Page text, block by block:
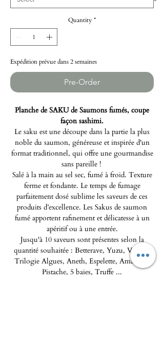
Quantity *
Expédition prévue dans 2 semaines
Pre-Order
Planche de SAKU de Saumons fumés, coupe
façon sashimi.
Le saku est une découpe dans la partie la plus
noble du saumon, généreuse et inspirée d'un
format traditionnel, qui offre une gourmandise
sans pareille !
Salé à la main au sel sec, fumé à froid. Texture
ferme et fondante. Le temps de fumage
parfaitement dosé sublime les saveurs de ces
produits d’excellence. Les Sakus de saumon
fumé apportent rafinement et délicatesse à un
apéritif ou à une entrée.
Jusqu'à 10 saveurs sont présentes selon la
quantité souhaitée : Betterave, Yuzu, Vanille,
Trilogie Algues, Aneth, Espelette, Amaretto,
Pistache, 5 baies, Truffe ...